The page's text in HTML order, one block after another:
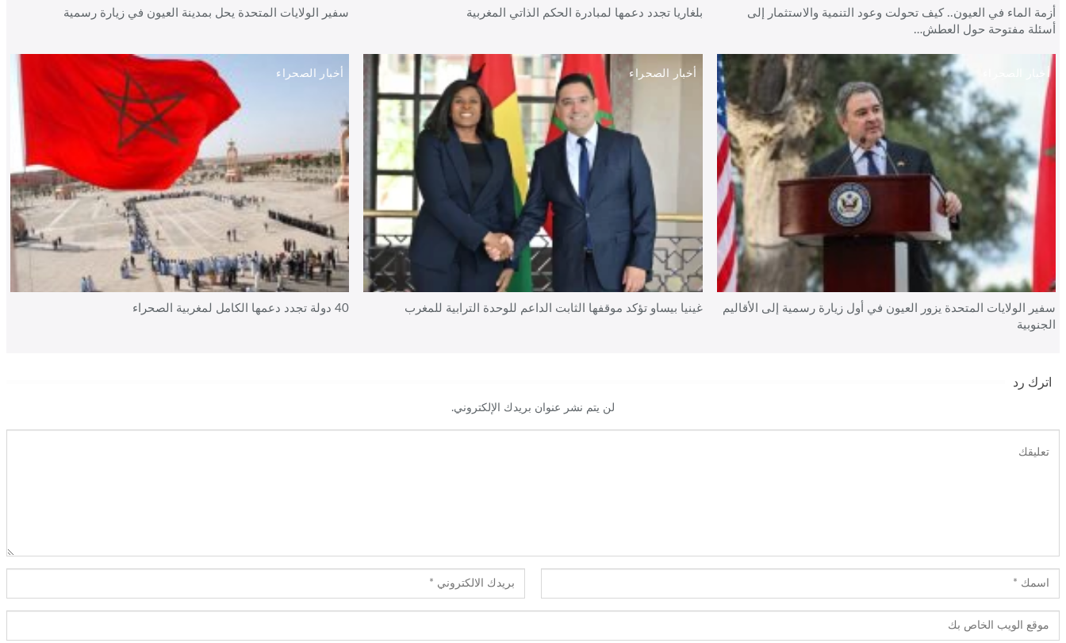
أزمة الماء في العيون.. كيف تحولت وعود التنمية والاستثمار إلى
أسئلة مفتوحة حول العطش…
بلغاريا تجدد دعمها لمبادرة الحكم الذاتي المغربية سفير الولايات المتحدة يحل بمدينة العيون في زيارة رسمية
أخبار الصحراء
سفير الولايات المتحدة يزور العيون في أول زيارة رسمية إلى الأقاليم
الجنوبية
أخبار الصحراء
غينيا بيساو تؤكد موقفها الثابت الداعم للوحدة الترابية للمغرب
أخبار الصحراء
40 دولة تجدد دعمها الكامل لمغربية الصحراء
اترك رد
لن يتم نشر عنوان بريدك الإلكتروني.